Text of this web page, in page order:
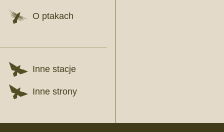
O ptakach
Inne stacje
Inne strony